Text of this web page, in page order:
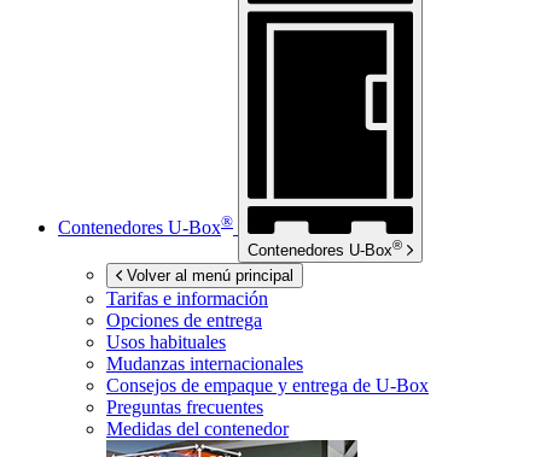
Contenedores U-Box®
Contenedores U-Box®
Volver al menú principal
Tarifas e información
Opciones de entrega
Usos habituales
Mudanzas internacionales
Consejos de empaque y entrega de U-Box
Preguntas frecuentes
Medidas del contenedor